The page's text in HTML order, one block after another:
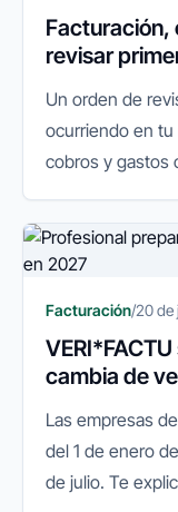
Facturación,
revisar
Un orden de
ocurriendo en
cobros y gastos
Facturación/20 de
cambia de
Las empresas
del 1 de enero
de julio. Te